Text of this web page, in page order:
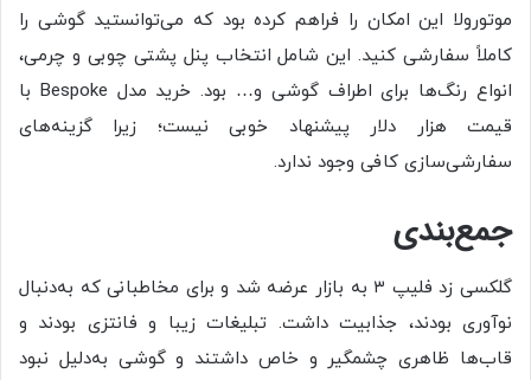
موتورولا این امکان را فراهم کرده بود که می‌توانستید گوشی را
کاملاً سفارشی کنید. این شامل انتخاب پنل پشتی چوبی و چرمی،
انواع رنگ‌ها برای اطراف گوشی و… بود. خرید مدل Bespoke با
قیمت هزار دلار پیشنهاد خوبی نیست؛ زیرا گزینه‌های
سفارشی‌سازی کافی وجود ندارد.
جمع‌بندی
گلکسی زد فلیپ ۳ به بازار عرضه شد و برای مخاطبانی که به‌دنبال
نوآوری بودند، جذابیت داشت. تبلیغات زیبا و فانتزی بودند و
قاب‌ها ظاهری چشمگیر و خاص داشتند و گوشی به‌دلیل نبود